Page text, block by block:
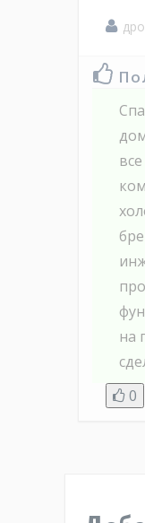
на
0